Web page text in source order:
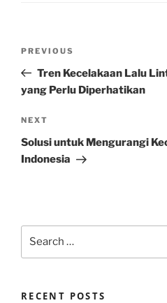
Previous
Post
PREVIOUS
Tren Kecelakaan Lalu
yang Perlu Diperhatikan
Next
Post
NEXT
Solusi untuk Mengurangi
Indonesia
RECENT POSTS